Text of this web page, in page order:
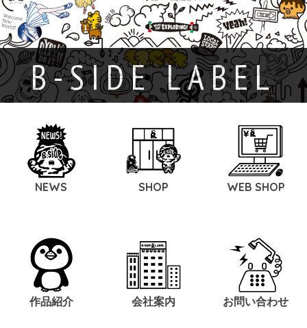
B-SIDE LABEL
NEWS SHOP WEB SHOP
作品紹介 会社案内 お問い合わせ